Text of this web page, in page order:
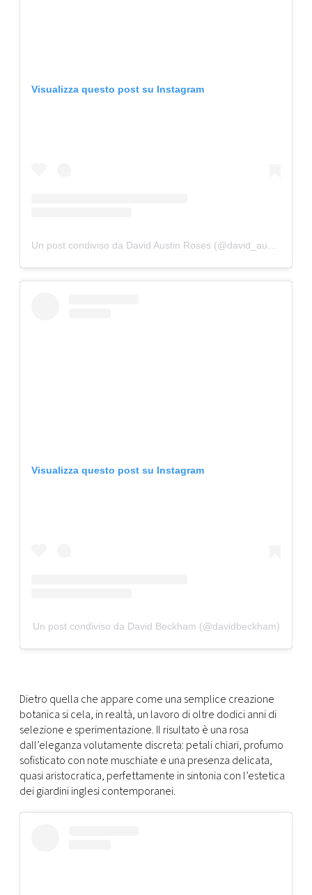
Visualizza questo post su Instagram
Un post condiviso da David Austin Roses (@david_austin_roses)
Visualizza questo post su Instagram
Un post condiviso da David Beckham (@davidbeckham)
Dietro quella che appare come una semplice creazione
botanica si cela, in realtà, un lavoro di oltre dodici anni di
selezione e sperimentazione. Il risultato è una rosa
dall’eleganza volutamente discreta: petali chiari, profumo
sofisticato con note muschiate e una presenza delicata,
quasi aristocratica, perfettamente in sintonia con l’estetica
dei giardini inglesi contemporanei.